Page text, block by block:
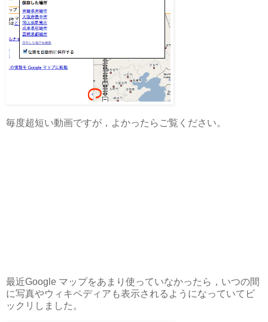
毎度超短い動画ですが，よかったらご覧ください。
最近Google マップをあまり使っていなかったら，いつの間
に写真やウィキペディアも表示されるようになっていてビ
ックリしました。